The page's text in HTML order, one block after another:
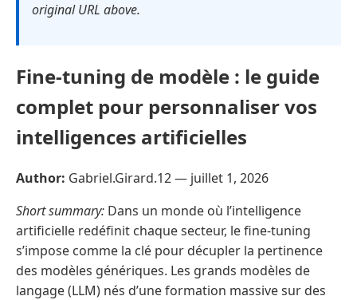
original URL above.
Fine-tuning de modèle : le guide
complet pour personnaliser vos
intelligences artificielles
Author: Gabriel.Girard.12 — juillet 1, 2026
Short summary: Dans un monde où l’intelligence
artificielle redéfinit chaque secteur, le fine-tuning
s’impose comme la clé pour décupler la pertinence
des modèles génériques. Les grands modèles de
langage (LLM) nés d’une formation massive sur des